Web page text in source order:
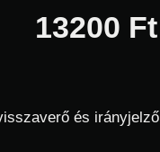
13200 Ft
és